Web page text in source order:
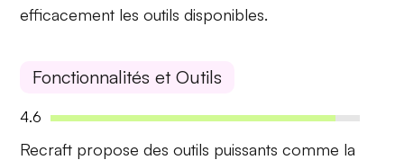
efficacement les outils disponibles.
Fonctionnalités et Outils
4.6
Recraft propose des outils puissants comme la